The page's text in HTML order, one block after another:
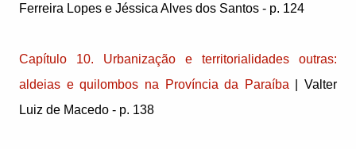
Ferreira Lopes e Jéssica Alves dos Santos - p. 124
Capítulo 10. Urbanização e territorialidades outras:
aldeias e quilombos na Província da Paraíba| Valter
Luiz de Macedo - p. 138